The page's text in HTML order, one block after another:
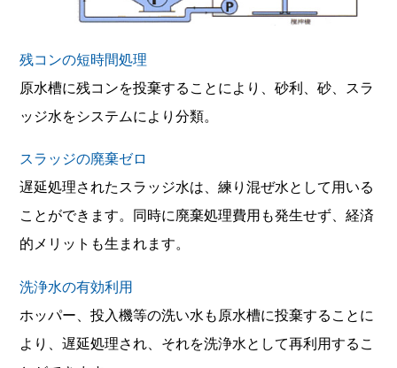
残コンの短時間処理
原水槽に残コンを投棄することにより、砂利、砂、スラ
ッジ水をシステムにより分類。
スラッジの廃棄ゼロ
遅延処理されたスラッジ水は、練り混ぜ水として用いる
ことができます。同時に廃棄処理費用も発生せず、経済
的メリットも生まれます。
洗浄水の有効利用
ホッパー、投入機等の洗い水も原水槽に投棄することに
より、遅延処理され、それを洗浄水として再利用するこ